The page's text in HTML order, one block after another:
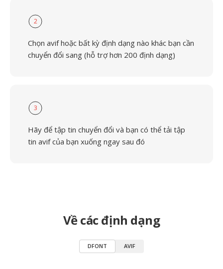
2
Chọn avif hoặc bất kỳ định dạng nào khác bạn cần
chuyển đổi sang (hỗ trợ hơn 200 định dạng)
3
Hãy để tập tin chuyển đổi và bạn có thể tải tập
tin avif của bạn xuống ngay sau đó
Về các định dạng
DFONT AVIF